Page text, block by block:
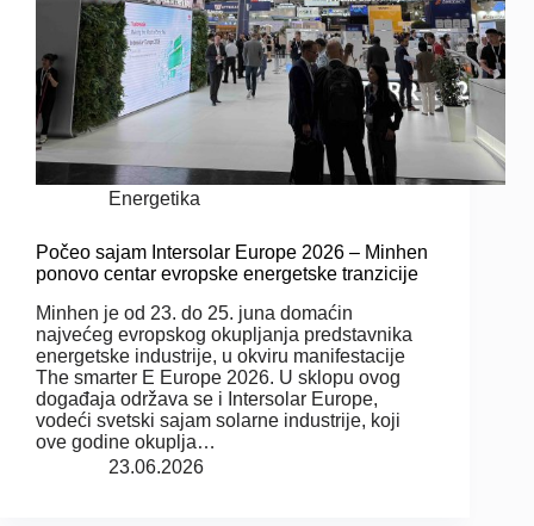
Energetika
Počeo sajam Intersolar Europe 2026 – Minhen
ponovo centar evropske energetske tranzicije
Minhen je od 23. do 25. juna domaćin
najvećeg evropskog okupljanja predstavnika
energetske industrije, u okviru manifestacije
The smarter E Europe 2026. U sklopu ovog
događaja održava se i Intersolar Europe,
vodeći svetski sajam solarne industrije, koji
ove godine okuplja…
23.06.2026